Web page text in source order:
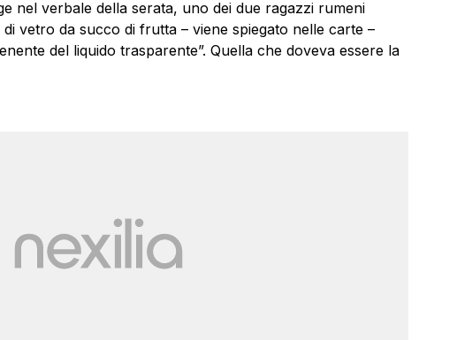
nel verbale della serata, uno dei due ragazzi rumeni
di vetro da succo di frutta – viene spiegato nelle carte –
del liquido trasparente”. Quella che doveva essere la